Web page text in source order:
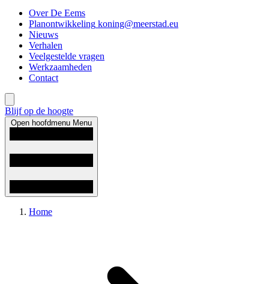
Over De Eems
Planontwikkeling koning@meerstad.eu
Nieuws
Verhalen
Veelgestelde vragen
Werkzaamheden
Contact
Blijf op de hoogte
Open hoofdmenu Menu
Home